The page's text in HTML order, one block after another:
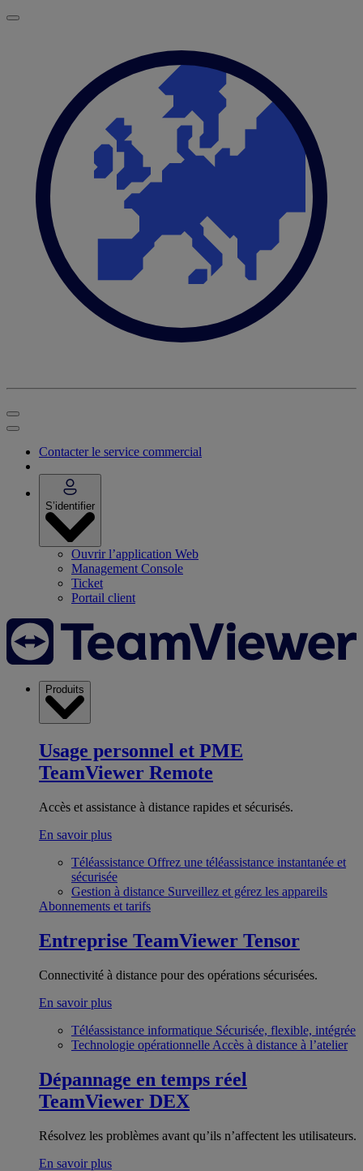
Contacter le service commercial
S’identifier
Ouvrir l’application Web
Management Console
Ticket
Portail client
Produits
Usage personnel et PME
TeamViewer Remote
Accès et assistance à distance rapides et sécurisés.
En savoir plus
Téléassistance Offrez une téléassistance instantanée et
sécurisée
Gestion à distance Surveillez et gérez les appareils
Abonnements et tarifs
Entreprise TeamViewer Tensor
Connectivité à distance pour des opérations sécurisées.
En savoir plus
Téléassistance informatique Sécurisée, flexible, intégrée
Technologie opérationnelle Accès à distance à l’atelier
Dépannage en temps réel
TeamViewer DEX
Résolvez les problèmes avant qu’ils n’affectent les utilisateurs.
En savoir plus